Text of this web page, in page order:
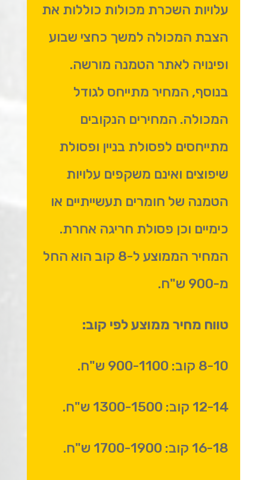
עלויות השכרת מכולות כוללות את
הצבת המכולה למשך כחצי שבוע
ופינויה לאתר הטמנה מורשה.
בנוסף, המחיר מתייחס לגודל
המכולה. המחירים הנקובים
מתייחסים לפסולת בניין ופסולת
שיפוצים ואינם משקפים עלויות
הטמנה של חומרים תעשייתיים או
כימיים וכן פסולת חריגה אחרת.
המחיר הממוצע ל-8 קוב הוא החל
מ-900 ש"ח.
טווח מחיר ממוצע לפי קוב:
8-10 קוב: 900-1100 ש"ח.
12-14 קוב: 1300-1500 ש"ח.
16-18 קוב: 1700-1900 ש"ח.